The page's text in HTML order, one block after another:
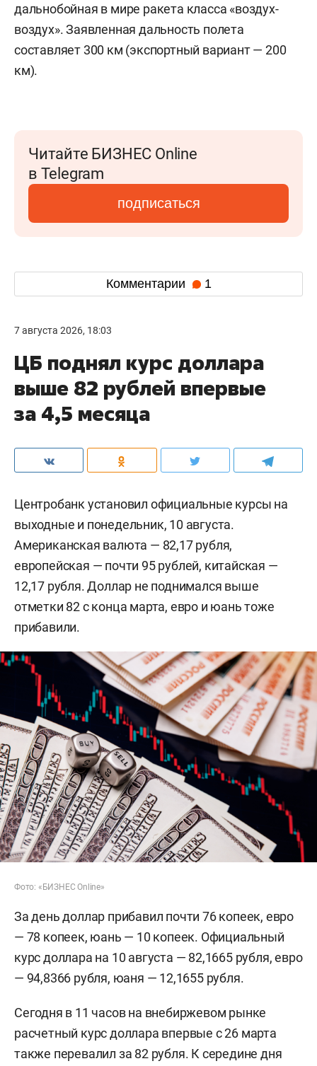
дальнобойная в мире ракета класса «воздух-
воздух». Заявленная дальность полета
составляет 300 км (экспортный вариант — 200
км).
Читайте БИЗНЕС Online
в Telegram
подписаться
Комментарии 1
7 августа 2026, 18:03
ЦБ поднял курс доллара
выше 82 рублей впервые
за 4,5 месяца
Центробанк установил официальные курсы на
выходные и понедельник, 10 августа.
Американская валюта — 82,17 рубля,
европейская — почти 95 рублей, китайская —
12,17 рубля. Доллар не поднимался выше
отметки 82 с конца марта, евро и юань тоже
прибавили.
Фото: «БИЗНЕС Online»
За день доллар прибавил почти 76 копеек, евро
— 78 копеек, юань — 10 копеек. Официальный
курс доллара на 10 августа — 82,1665 рубля, евро
— 94,8366 рубля, юаня — 12,1655 рубля.
Сегодня в 11 часов на внебиржевом рынке
расчетный курс доллара впервые с 26 марта
также перевалил за 82 рубля. К середине дня